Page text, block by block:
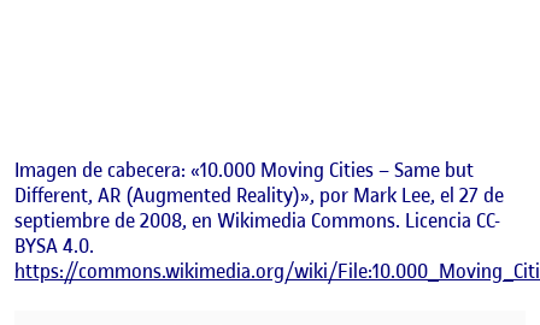
Imagen de cabecera: «10.000 Moving Cities – Same but
Different, AR (Augmented Reality)», por Mark Lee, el 27 de
septiembre de 2008, en Wikimedia Commons. Licencia CC-
BYSA 4.0.
https://commons.wikimedia.org/wiki/